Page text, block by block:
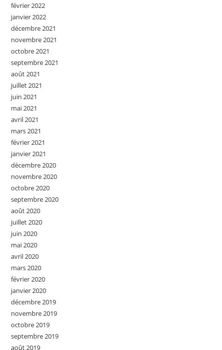
février 2022
janvier 2022
décembre 2021
novembre 2021
octobre 2021
septembre 2021
août 2021
juillet 2021
juin 2021
mai 2021
avril 2021
mars 2021
février 2021
janvier 2021
décembre 2020
novembre 2020
octobre 2020
septembre 2020
août 2020
juillet 2020
juin 2020
mai 2020
avril 2020
mars 2020
février 2020
janvier 2020
décembre 2019
novembre 2019
octobre 2019
septembre 2019
août 2019